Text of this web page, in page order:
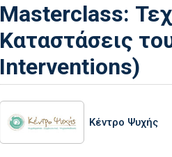
Masterclass:
Καταστάσεις
Interventions)
Κέντρο Ψυχής